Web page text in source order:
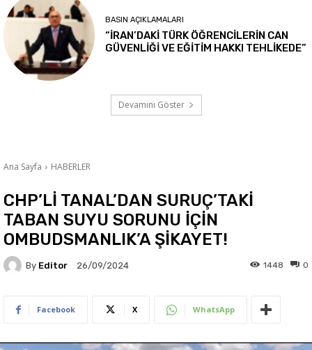
BASIN AÇIKLAMALARI
“İRAN’DAKİ TÜRK ÖĞRENCİLERİN CAN
GÜVENLİĞİ VE EĞİTİM HAKKI TEHLİKEDE”
Devamını Göster